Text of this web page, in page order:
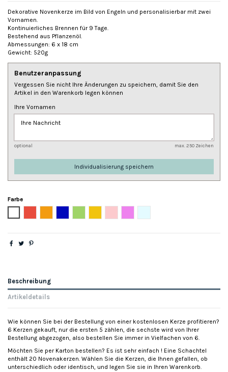
Dekorative Novenkerze im Bild von Engeln und personalisierbar mit zwei
Vornamen.
Kontinuierliches Brennen für 9 Tage.
Bestehend aus Pflanzenöl.
Abmessungen: 6 x 18 cm
Gewicht: 520g
Benutzeranpassung
Vergessen Sie nicht Ihre Änderungen zu speichern, damit Sie den
Artikel in den Warenkorb legen können
Ihre Vornamen
optional max. 250 Zeichen
Individualisierung speichern
Farbe
Beschreibung
Artikeldetails
Wie können Sie bei der Bestellung von einer kostenlosen Kerze profitieren?
6 Kerzen gekauft, nur die ersten 5 zählen, die sechste wird von Ihrer
Bestellung abgezogen, also bestellen Sie immer in Vielfachen von 6.
Möchten Sie per Karton bestellen? Es ist sehr einfach ! Eine Schachtel
enthält 20 Novenakerzen. Wählen Sie die Kerzen, die Ihnen gefallen, ob
unterschiedlich oder identisch, und legen Sie sie in Ihren Warenkorb.